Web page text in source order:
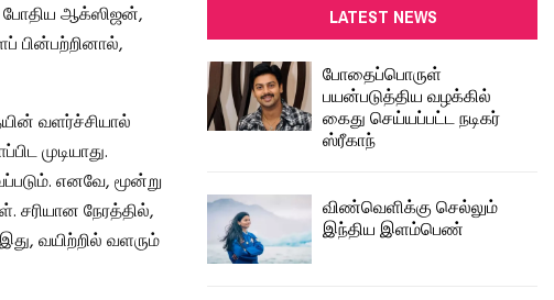
போதிய ஆக்ஸிஜன்,
பின்பற்றினால்,
வளர்ச்சியால்
முடியாது.
எனவே, மூன்று
சரியான நேரத்தில்,
வயிற்றில் வளரும்
f
o
r
:
LATEST NEWS
போதைப்பொருள்
பயன்படுத்திய வழக்கில்
கைது செய்யப்பட்ட நடிகர்
ஸ்ரீகாந்
விண்வெளிக்கு செல்லும்
இந்திய இளம்பெண்